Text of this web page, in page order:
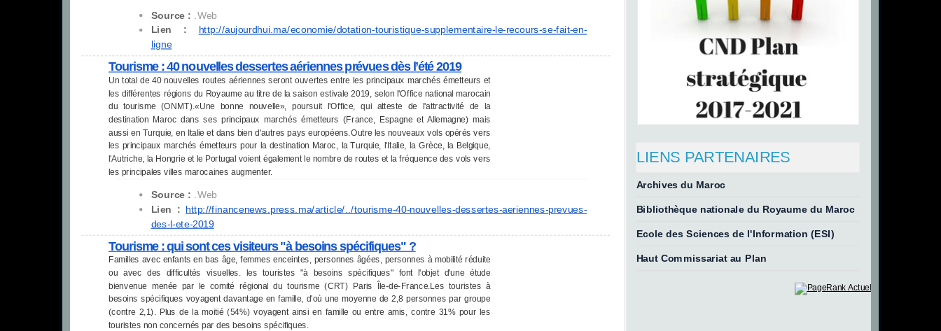
Source :
.Web
Lien : http://aujourdhui.ma/economie/dotation-touristique-supplementaire-le-recours-se-fait-en-
ligne
Tourisme : 40 nouvelles dessertes aériennes prévues dès l’été 2019
Un total de 40 nouvelles routes aériennes seront ouvertes entre les principaux marchés émetteurs et
les différentes régions du Royaume au titre de la saison estivale 2019, selon l'Office national marocain
du tourisme (ONMT).«Une bonne nouvelle», poursuit l'Office, qui atteste de l'attractivité de la
destination Maroc dans ses principaux marchés émetteurs (France, Espagne et Allemagne) mais
aussi en Turquie, en Italie et dans bien d'autres pays européens.Outre les nouveaux vols opérés vers
les principaux marchés émetteurs pour la destination Maroc, la Turquie, l'Italie, la Grèce, la Belgique,
l'Autriche, la Hongrie et le Portugal voient également le nombre de routes et la fréquence des vols vers
les principales villes marocaines augmenter.
Source :
.Web
Lien : http://financenews.press.ma/article/../tourisme-40-nouvelles-dessertes-aeriennes-prevues-
des-l-ete-2019
Tourisme : qui sont ces visiteurs "à besoins spécifiques" ?
Familles avec enfants en bas âge, femmes enceintes, personnes âgées, personnes à mobilité réduite
ou avec des difficultés visuelles. les touristes "à besoins spécifiques" font l'objet d'une étude
bienvenue menée par le comité régional du tourisme (CRT) Paris Île-de-France.Les touristes à
besoins spécifiques voyagent davantage en famille, d'où une moyenne de 2,8 personnes par groupe
(contre 2,1). Plus de la moitié (54%) voyagent ainsi en famille ou entre amis, contre 31% pour les
touristes non concernés par des besoins spécifiques.
LIENS PARTENAIRES
Archives du Maroc
Bibliothèque nationale du Royaume du Maroc
Ecole des Sciences de l'Information (ESI)
Haut Commissariat au Plan